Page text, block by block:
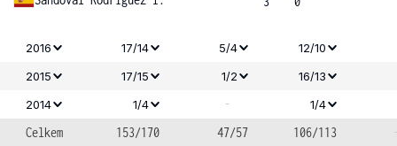
2016 17/14 5/4
12/10
2015
17/15 1/2
16/13
2014
1/4 - 1/4
Celkem 153/170 47/57 106/113